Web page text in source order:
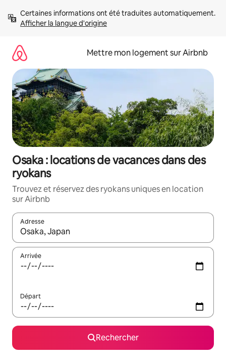
directement
Afficher la langue d'origine
Mettre mon logement sur Airbnb
Osaka : locations de vacances dans des
ryokans
Trouvez et réservez des ryokans uniques en location
sur Airbnb
Adresse
Lorsque les résultats s'affichent, utilisez les flèches vers le
Arrivée
Départ
Rechercher